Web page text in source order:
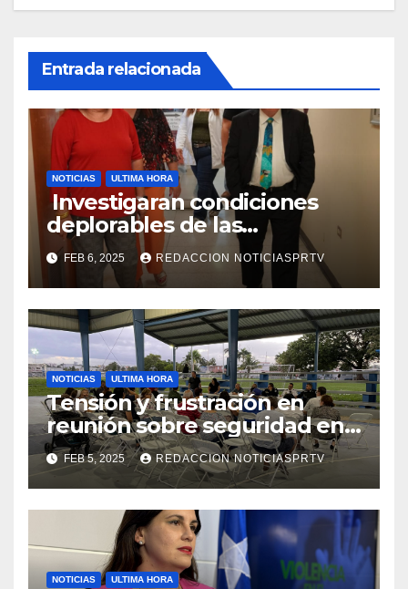
Entrada relacionada
NOTICIAS ULTIMA HORA
Investigaran condiciones
deplorables de las
facilidades el Departamento
de la Salud en Mayagüez
FEB 6, 2025 REDACCION NOTICIASPRTV
NOTICIAS ULTIMA HORA
Tensión y frustración en
reunión sobre seguridad en
Reparto Metropolitano
FEB 5, 2025 REDACCION NOTICIASPRTV
NOTICIAS ULTIMA HORA